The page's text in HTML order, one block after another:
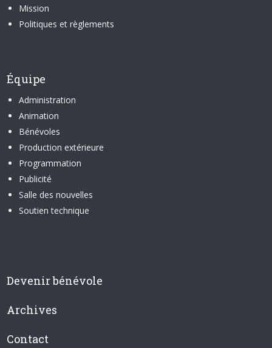
Mission
Politiques et règlements
Équipe
Administration
Animation
Bénévoles
Production extérieure
Programmation
Publicité
Salle des nouvelles
Soutien technique
Devenir bénévole
Archives
Contact